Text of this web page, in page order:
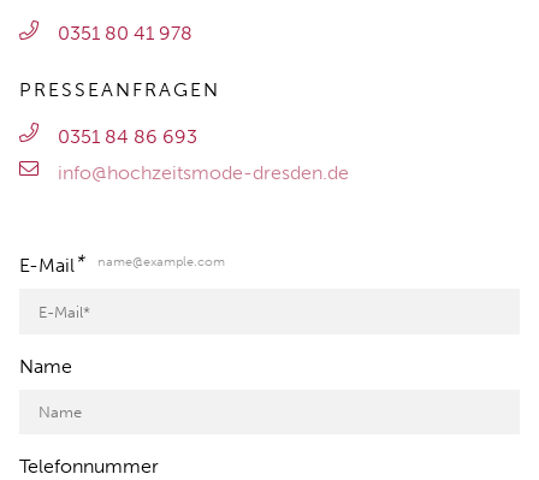
0351 80 41 978
PRESSEANFRAGEN
0351 84 86 693
info@hochzeitsmode-dresden.de
E-Mail* name@example.com
Name
Telefonnummer